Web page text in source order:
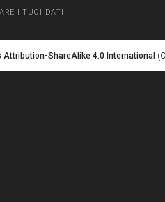
I TUOI DATI
Attribution-ShareAlike 4.0 International